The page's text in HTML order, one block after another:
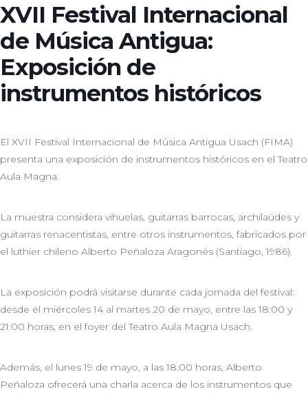
XVII Festival Internacional
de Música Antigua:
Exposición de
instrumentos históricos
El XVII Festival Internacional de Música Antigua Usach (FIMA)
presenta una exposición de instrumentos históricos en el Teatro
Aula Magna.
La muestra considera vihuelas, guitarras barrocas, archilaúdes y
guitarras renacentistas, entre otros instrumentos, fabricados por
el luthier chileno Alberto Peñaloza Aragonés (Santiago, 1986).
La exposición podrá visitarse durante cada jornada del festival:
desde el miércoles 14 al martes 20 de mayo, entre las 18:00 y
21:00 horas, en el foyer del Teatro Aula Magna Usach.
Además, el lunes 19 de mayo, a las 18:00 horas, Alberto
Peñaloza ofrecerá una charla acerca de los instrumentos que